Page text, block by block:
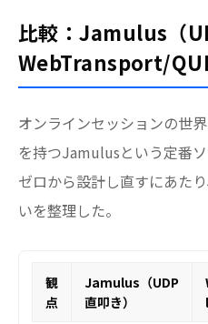
比較：Jamulus（
WebTransport/
オンラインセッションの世
を持つJamulusという定番
ゼロから設計し直すにあた
いを整理した。
観
点
Jamulus（UDP
直叩き）